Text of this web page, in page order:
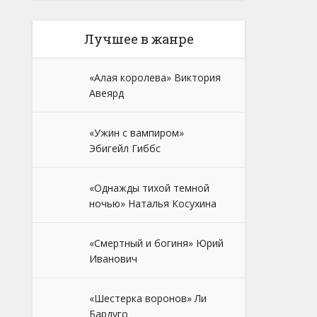
Лучшее в жанре
«Алая королева» Виктория
Авеярд
«Ужин с вампиром»
Эбигейл Гиббс
«Однажды тихой темной
ночью» Наталья Косухина
«Смертный и богиня» Юрий
Иванович
«Шестерка воронов» Ли
Бардуго